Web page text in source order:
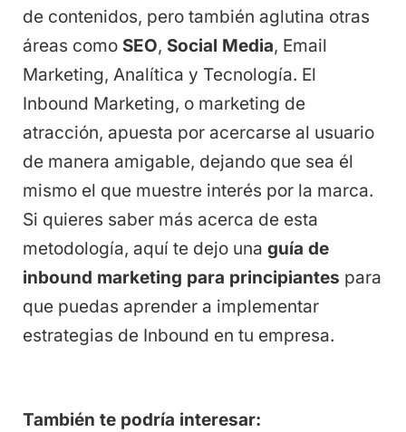
de contenidos, pero también aglutina otras
áreas como SEO, Social Media, Email
Marketing, Analítica y Tecnología. El
Inbound Marketing, o marketing de
atracción, apuesta por acercarse al usuario
de manera amigable, dejando que sea él
mismo el que muestre interés por la marca.
Si quieres saber más acerca de esta
metodología, aquí te dejo una guía de
inbound marketing para principiantes para
que puedas aprender a implementar
estrategias de Inbound en tu empresa.
También te podría interesar: